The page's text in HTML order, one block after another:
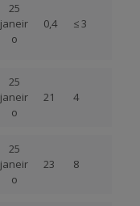
25
janeir
o
0,4 ≤ 3
25
janeir
o
21 4
25
janeir
o
23 8